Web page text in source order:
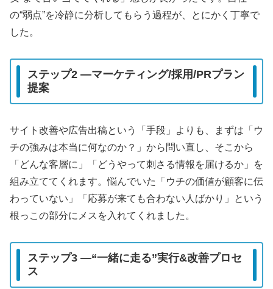
の“弱点”を冷静に分析してもらう過程が、とにかく丁寧で
した。
ステップ2 ―マーケティング/採用/PRプラン
提案
サイト改善や広告出稿という「手段」よりも、まずは「ウ
チの強みは本当に何なのか？」から問い直し、そこから
「どんな客層に」「どうやって刺さる情報を届けるか」を
組み立ててくれます。悩んでいた「ウチの価値が顧客に伝
わっていない」「応募が来ても合わない人ばかり」という
根っこの部分にメスを入れてくれました。
ステップ3 ―“一緒に走る”実行&改善プロセ
ス